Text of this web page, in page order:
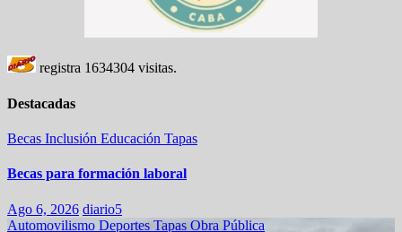
registra 1634304 visitas.
Destacadas
Becas Inclusión Educación Tapas
Becas para formación laboral
Ago 6, 2026 diario5
Automovilismo Deportes Tapas Obra Pública